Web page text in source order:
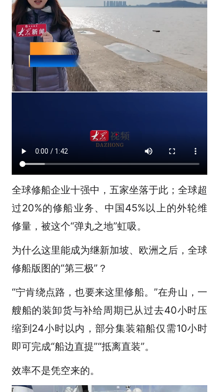
全球修船企业十强中，五家坐落于此；全球超
过20%的修船业务、中国45%以上的外轮维
修量，被这个“弹丸之地”虹吸。
为什么这里能成为继新加坡、欧洲之后，全球
修船版图的“第三极”？
“宁肯绕点路，也要来这里修船。”在舟山，一
艘船的装卸货与补给周期已从过去40小时压
缩到24小时以内，部分集装箱船仅需10小时
即可完成“船边直提”“抵离直装”。
效率不是凭空来的。